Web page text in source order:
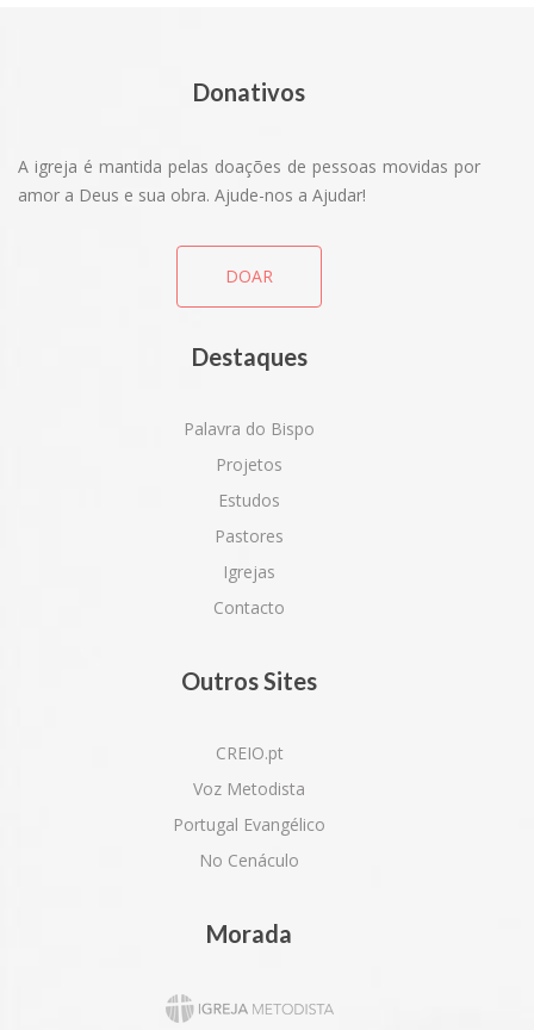
Donativos
A igreja é mantida pelas doações de pessoas movidas por
amor a Deus e sua obra. Ajude-nos a Ajudar!
DOAR
Destaques
Palavra do Bispo
Projetos
Estudos
Pastores
Igrejas
Contacto
Outros Sites
CREIO.pt
Voz Metodista
Portugal Evangélico
No Cenáculo
Morada